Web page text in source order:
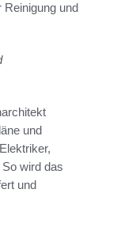
Reinigung und
und
wird das
und